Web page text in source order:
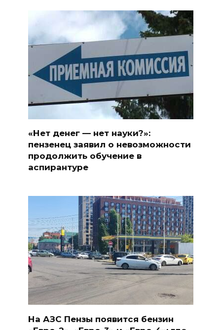
«Нет денег — нет науки?»:
пензенец заявил о невозможности
продолжить обучение в
аспирантуре
На АЗС Пензы появится бензин